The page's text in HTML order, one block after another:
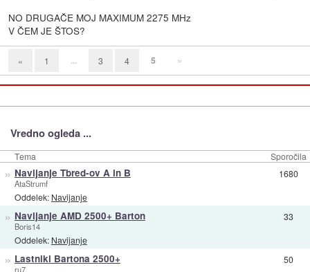
NO DRUGAČE MOJ MAXIMUM 2275 MHz
V ČEM JE ŠTOS?
« 1 ... 3 4 5 »
Vredno ogleda ...
Tema Sporočila
» Navijanje Tbred-ov A in B
AtaStrumf
Oddelek: Navijanje
1680
» Navijanje AMD 2500+ Barton
Boris14
Oddelek: Navijanje
33
» Lastniki Bartona 2500+
ru7
50